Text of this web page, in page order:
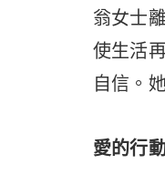
翁女士
使生活
自信。
愛的行